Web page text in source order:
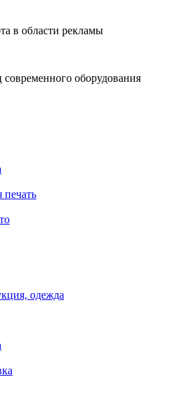
в области рекламы
оборудования
одежда